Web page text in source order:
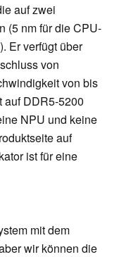
auf zwei
(5 nm für die CPU-
Er verfügt über
von
von bis
auf DDR5-5200
NPU und keine
auf
ist für eine
mit dem
wir können die